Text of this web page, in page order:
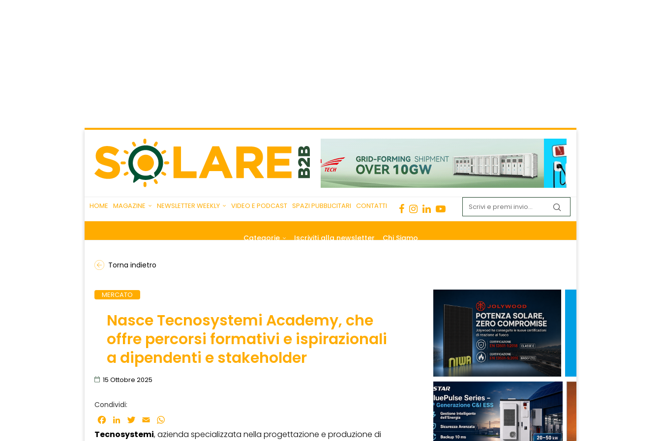
HOME MAGAZINE NEWSLETTER WEEKLY VIDEO E PODCAST SPAZI PUBBLICITARI CONTATTI
Categorie Iscriviti alla newsletter Chi Siamo
Torna indietro
MERCATO
Nasce Tecnosystemi Academy, che
offre percorsi formativi e ispirazionali
a dipendenti e stakeholder
15 Ottobre 2025
Condividi:
Facebook
LinkedInTwitter
Email
Tecnosystemi, azienda specializzata nella progettazione e produzione di